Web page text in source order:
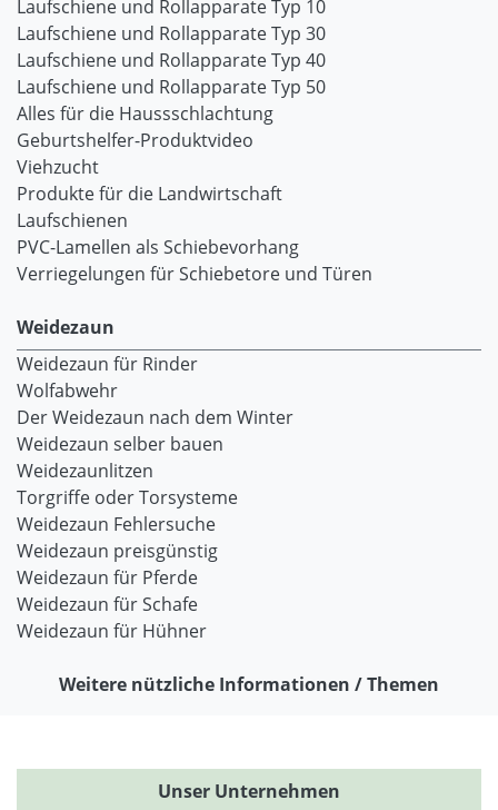
Laufschiene und Rollapparate Typ 10
Laufschiene und Rollapparate Typ 30
Laufschiene und Rollapparate Typ 40
Laufschiene und Rollapparate Typ 50
Alles für die Haussschlachtung
Geburtshelfer-Produktvideo
Viehzucht
Produkte für die Landwirtschaft
Laufschienen
PVC-Lamellen als Schiebevorhang
Verriegelungen für Schiebetore und Türen
Weidezaun
Weidezaun für Rinder
Wolfabwehr
Der Weidezaun nach dem Winter
Weidezaun selber bauen
Weidezaunlitzen
Torgriffe oder Torsysteme
Weidezaun Fehlersuche
Weidezaun preisgünstig
Weidezaun für Pferde
Weidezaun für Schafe
Weidezaun für Hühner
Weitere nützliche Informationen / Themen
Unser Unternehmen